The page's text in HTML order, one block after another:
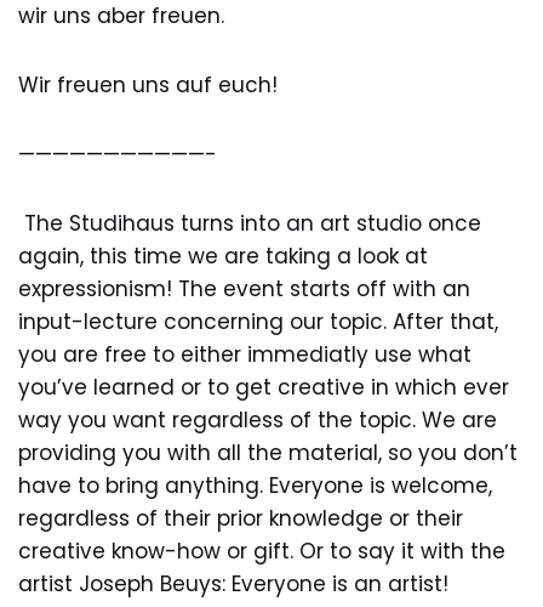
wir uns aber freuen.
Wir freuen uns auf euch!
———————————-
The Studihaus turns into an art studio once
again, this time we are taking a look at
expressionism! The event starts off with an
input-lecture concerning our topic. After that,
you are free to either immediatly use what
you’ve learned or to get creative in which ever
way you want regardless of the topic. We are
providing you with all the material, so you don’t
have to bring anything. Everyone is welcome,
regardless of their prior knowledge or their
creative know-how or gift. Or to say it with the
artist Joseph Beuys: Everyone is an artist!